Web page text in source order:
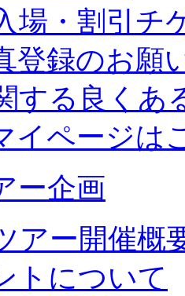
場・割引チ
登録のお願
する良くあ
イページは
ー企画
アー開催概
トについて